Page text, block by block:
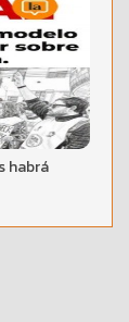
habrá